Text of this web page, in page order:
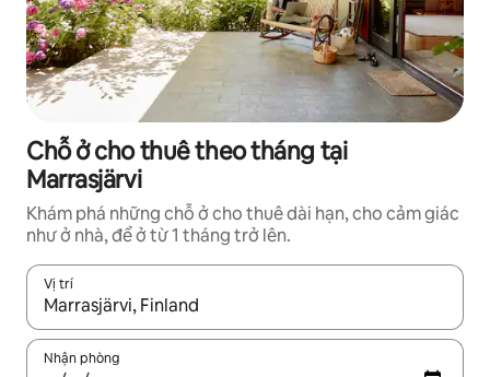
Chỗ ở cho thuê theo tháng tại
Marrasjärvi
Khám phá những chỗ ở cho thuê dài hạn, cho cảm giác
như ở nhà, để ở từ 1 tháng trở lên.
Vị trí
Khi có kết quả, hãy điều hướng bằng phím mũi tên lên và
Nhận phòng